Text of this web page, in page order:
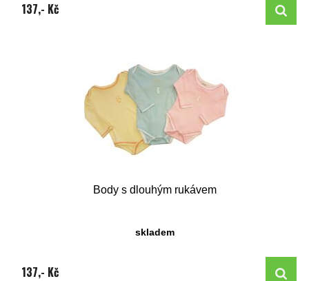
137,- Kč
Body s dlouhým rukávem
skladem
137,- Kč